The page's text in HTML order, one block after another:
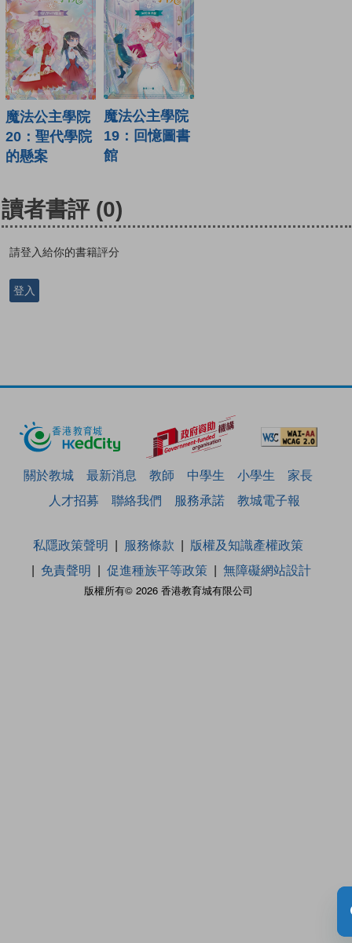
魔法公主學院
20：聖代學院
的懸案
魔法公主學院
19：回憶圖書
館
讀者書評 (0)
請登入給你的書籍評分
登入
關於教城 最新消息 教師 中學生 小學生
家長
人才招募
聯絡我們 服務承諾 教城電子報
版權所有© 2026 香港教育城有限公司
私隱政策聲明 服務條款
版權及知識產權政策
免責聲明
促進種族平等政策 無障礙網站設計